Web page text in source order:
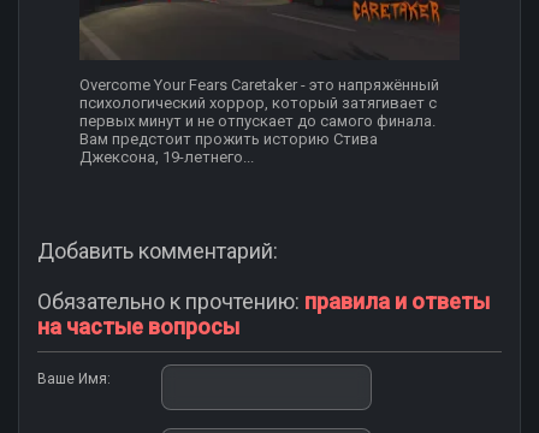
Overcome Your Fears Caretaker - это напряжённый
психологический хоррор, который затягивает с
первых минут и не отпускает до самого финала.
Вам предстоит прожить историю Стива
Джексона, 19-летнего...
Добавить комментарий:
Обязательно к прочтению: правила и ответы
на частые вопросы
Ваше Имя: